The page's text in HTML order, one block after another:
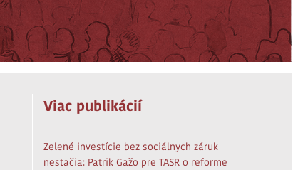
Viac publikácií
Zelené investície bez sociálnych záruk
nestačia: Patrik Gažo pre TASR o reforme